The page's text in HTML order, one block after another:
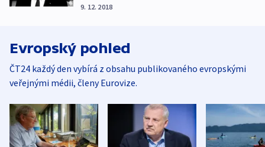
9. 12. 2018
Evropský pohled
ČT24 každý den vybírá z obsahu publikovaného evropskými
veřejnými médii, členy Eurovize.